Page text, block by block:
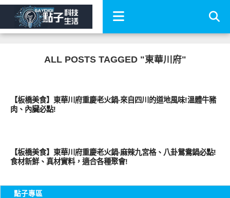
ALL POSTS TAGGED "東華川府"
【板橋美食】東華川府重慶老火鍋‧來自四川的道地風味!溫體牛豬
肉、內臟必點!
【板橋美食】東華川府重慶老火鍋‧麻辣九宮格、八卦鴛鴦鍋必點!
食材新鮮、真材實料，適合各種聚會!
點子專區